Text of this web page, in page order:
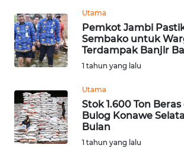
Utama
Pemkot Jambi
Sembako untuk
Terdampak Banjir
1 tahun yang lalu
Utama
Stok 1.600 Ton
Bulog Konawe
Bulan
1 tahun yang lalu
WN
TANGERANG
BINJAI
WN
CIREBON